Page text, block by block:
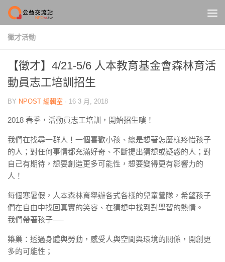
Skip to content
徵才活動
【徵才】4/21-5/6 人本教育基金會森林育活
動員志工培訓招生
BY NPOST 編輯室 · 16 3 月, 2018
2018 春季，活動員志工培訓，開始招生嘍！
我們在找尋一群人！一個喜歡小孩、總是想著怎麼樣疼惜孩子
的人；對任何事情都充滿好奇、不斷提出猜想或疑惑的人；對
自己有期待，想要創造更多可能性，想要變得更有影響力的
人！
每個寒暑假，人本森林育舉辦各式各樣的兒童營隊，希望孩子
們在自由中找回真實的笑容、在猜想中找到對學習的熱情。
我們帶著孩子──
築巢：透過身體與勞動，感受人與空間與環境的關係，開創更
多的可能性；